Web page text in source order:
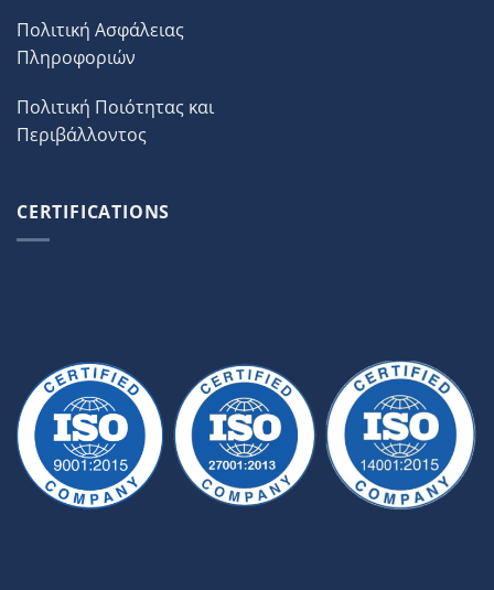
Πολιτική Ασφάλειας
Πληροφοριών
Πολιτική Ποιότητας και
Περιβάλλοντος
CERTIFICATIONS